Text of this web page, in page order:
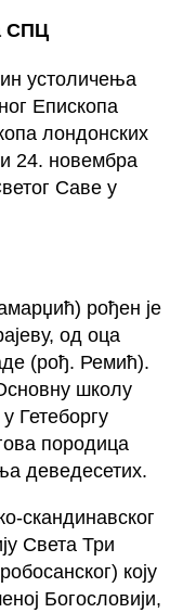
СПЦ
устоличења
Епископа
лондонских
24. новембра
Саве у
рођен је
од оца
(рођ. Ремић).
школу
Гетеборгу
породица
деведесетих.
скандинавског
Света Три
коју
Богословији,